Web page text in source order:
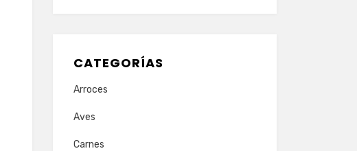
CATEGORÍAS
Arroces
Aves
Carnes